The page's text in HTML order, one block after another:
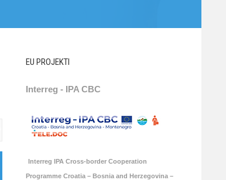
EU PROJEKTI
Interreg - IPA CBC
Interreg IPA Cross-border Cooperation
Programme Croatia – Bosnia and Herzegovina –